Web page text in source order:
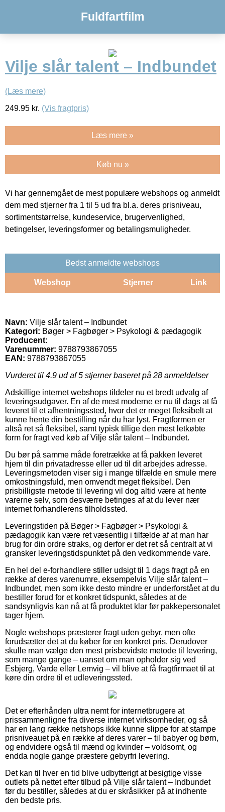
Fuldfartfilm
Vilje slår talent – Indbundet
(Læs mere)
249.95 kr. (Vis fragtpris)
Læs mere »
Køb nu »
Vi har gennemgået de mest populære webshops og anmeldt
dem med stjerner fra 1 til 5 ud fra bl.a. deres prisniveau,
sortimentstørrelse, kundeservice, brugervenlighed,
betingelser, leveringsformer og betalingsmuligheder.
Bedst anmeldte webshops
Webshop Stjerner Link
Navn: Vilje slår talent – Indbundet
Kategori: Bøger > Fagbøger > Psykologi & pædagogik
Producent:
Varenummer: 9788793867055
EAN: 9788793867055
Vurderet til 4.9 ud af 5 stjerner baseret på 28 anmeldelser
Adskillige internet webshops tildeler nu et bredt udvalg af
leveringsudgaver. En af de mest moderne er nu til dags at få
leveret til et afhentningssted, hvor det er meget fleksibelt at
kunne hente din bestilling når du har lyst. Fragtformen er
altså ret så fleksibel, samt typisk tillige den mest letkøbte
form for fragt ved køb af Vilje slår talent – Indbundet.
Du bør på samme måde foretrække at få pakken leveret
hjem til din privatadresse eller ud til dit arbejdes adresse.
Leveringsmetoden viser sig i mange tilfælde en smule mere
omkostningsfuld, men omvendt meget fleksibel. Den
prisbilligste metode til levering vil dog altid være at hente
varerne selv, som desværre betinges af at du lever nær
internet forhandlerens tilholdssted.
Leveringstiden på Bøger > Fagbøger > Psykologi &
pædagogik kan være ret væsentlig i tilfælde af at man har
brug for din ordre straks, og derfor er det ret så centralt at vi
gransker leveringstidspunktet på den vedkommende vare.
En hel del e-forhandlere stiller udsigt til 1 dags fragt på en
række af deres varenumre, eksempelvis Vilje slår talent –
Indbundet, men som ikke desto mindre er underforstået at du
bestiller forud for et konkret tidspunkt, således at de
sandsynligvis kan nå at få produktet klar før pakkepersonalet
tager hjem.
Nogle webshops præsterer fragt uden gebyr, men ofte
forudsætter det at du køber for en konkret pris. Derudover
skulle man vælge den mest prisbevidste metode til levering,
som mange gange – uanset om man opholder sig ved
Esbjerg, Varde eller Lemvig – vil blive at få fragtfirmaet til at
køre din ordre til et udleveringssted.
Det er efterhånden ultra nemt for internetbrugere at
prissammenligne fra diverse internet virksomheder, og så
har en lang række netshops ikke kunne slippe for at stampe
prisniveauet på en række af deres varer – til babyer og børn,
og endvidere også til mænd og kvinder – voldsomt, og
endda nogle gange præstere gebyrfri levering.
Det kan til hver en tid blive udbytterigt at besigtige visse
outlets på nettet efter tilbud på Vilje slår talent – Indbundet
før du bestiller, således at du er skråsikker på at indhente
den bedste pris.